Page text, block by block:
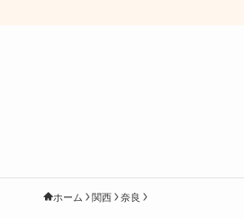
ホーム 関西 奈良